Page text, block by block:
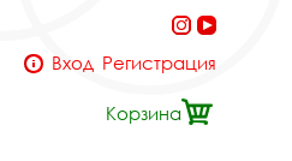
Вход Регистрация
Корзина